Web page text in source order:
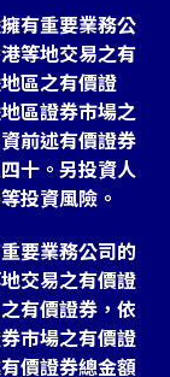
有重要業務公
等地交易之有
區之有價證
區證券市場之
前述有價證券
十。另投資人
投資風險。
要業務公司的
交易之有價證
有價證券，依
市場之有價證
價證券總金額